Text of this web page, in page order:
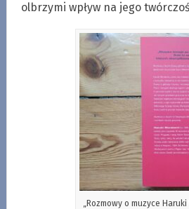
olbrzymi wpływ na jego
„Rozmowy o muzyce